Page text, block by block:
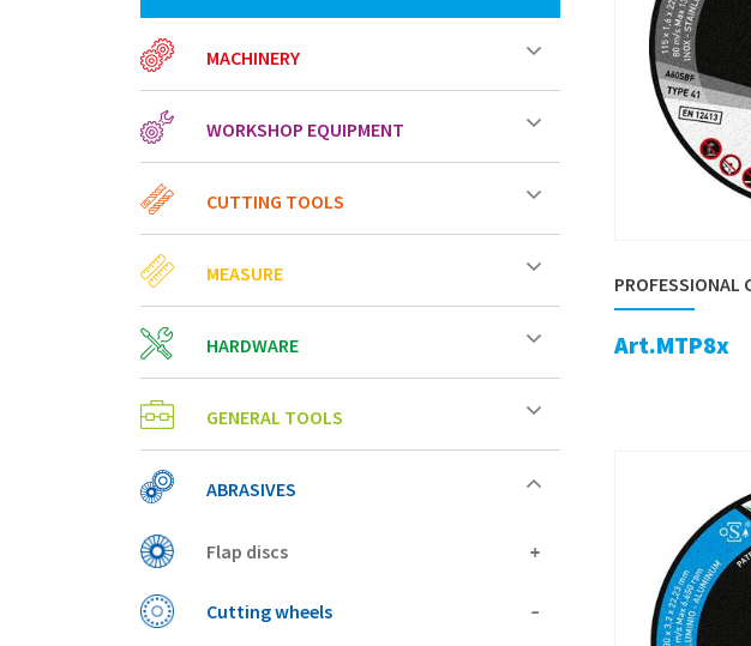
MACHINERY
WORKSHOP EQUIPMENT
CUTTING TOOLS
MEASURE
HARDWARE
GENERAL TOOLS
ABRASIVES
Flap discs
Cutting wheels
PROFESSIONAL
Art.MTP8x